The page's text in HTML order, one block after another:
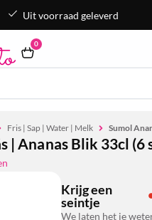
Uit voorraad geleverd
0
Fris | Sap | Water | Melk Sumol
| Ananas Blik 33cl (6
Krijg een
seintje
We laten het je